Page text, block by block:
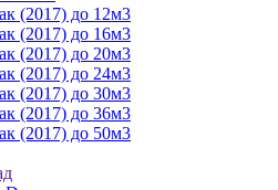
(2017) до 12м3
(2017) до 16м3
(2017) до 20м3
(2017) до 24м3
(2017) до 30м3
(2017) до 36м3
(2017) до 50м3